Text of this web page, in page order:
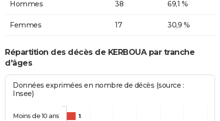
Hommes 38 69,1 %
Femmes 17 30,9 %
Répartition des décès de KERBOUA par tranche
d'âges
Données exprimées en nombre de décès (source :
Insee)
1
Moins de 10 ans